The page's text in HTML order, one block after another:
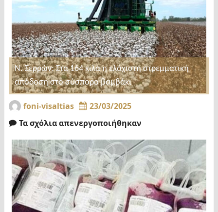
Ν. Σερρών: Στα 164 κιλά η ελάχιστη στρεμματική
απόδοση στο σύσπορο βαμβάκι
foni-visaltias
23/03/2025
Τα σχόλια απενεργοποιήθηκαν